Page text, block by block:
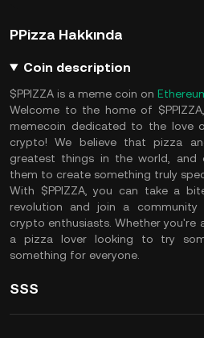
PPizza Hakkında
Coin description
$PPIZZA is a meme coin on
Welcome to the home of
memecoin dedicated to the love
crypto! We believe that pizza
greatest things in the world, and
them to create something truly
With $PPIZZA, you can take a
revolution and join a
crypto enthusiasts. Whether you're
a pizza lover looking to try
something for everyone.
SSS